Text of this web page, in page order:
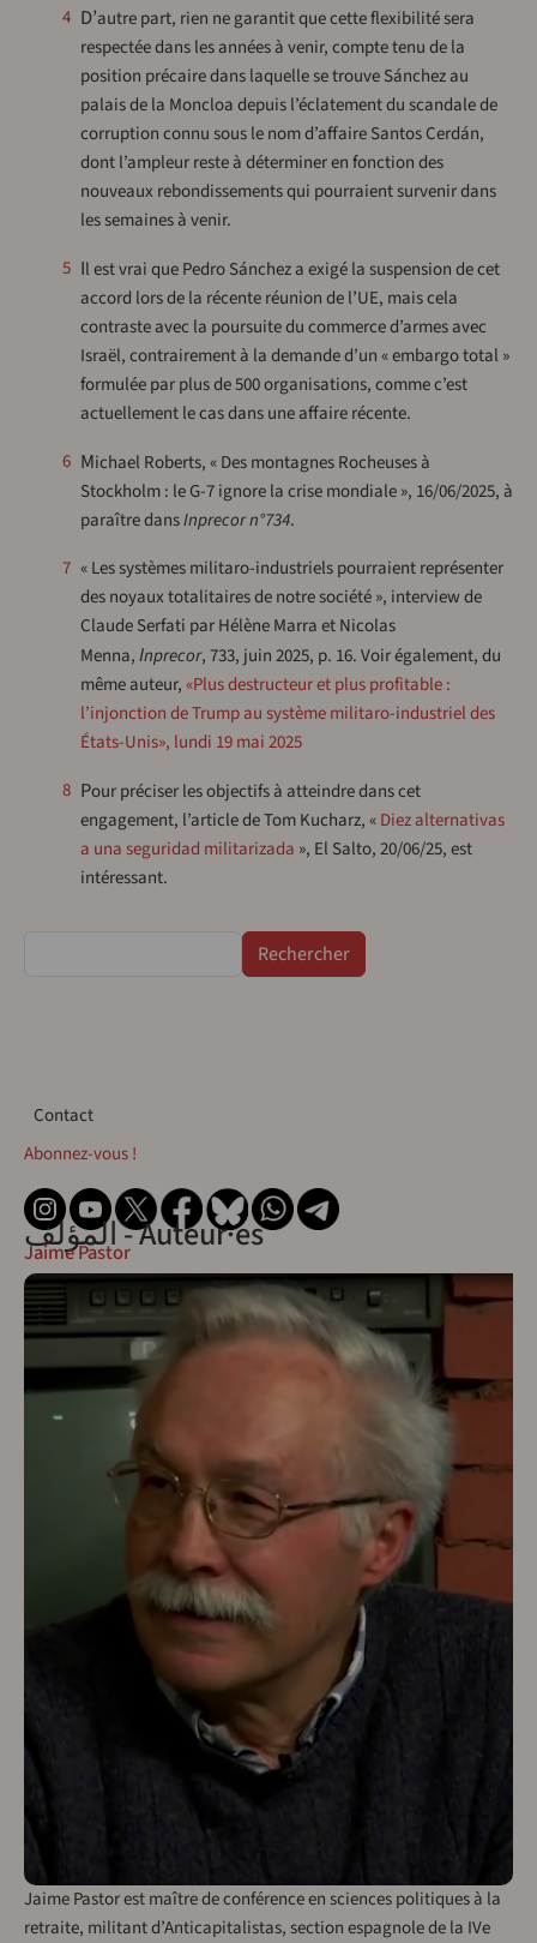
4 D’autre part, rien ne garantit que cette flexibilité sera
respectée dans les années à venir, compte tenu de la
position précaire dans laquelle se trouve Sánchez au
palais de la Moncloa depuis l’éclatement du scandale de
corruption connu sous le nom d’affaire Santos Cerdán,
dont l’ampleur reste à déterminer en fonction des
nouveaux rebondissements qui pourraient survenir dans
les semaines à venir.
5 Il est vrai que Pedro Sánchez a exigé la suspension de cet
accord lors de la récente réunion de l’UE, mais cela
contraste avec la poursuite du commerce d’armes avec
Israël, contrairement à la demande d’un « embargo total »
formulée par plus de 500 organisations, comme c’est
actuellement le cas dans une affaire récente.
6 Michael Roberts, « Des montagnes Rocheuses à
Stockholm : le G-7 ignore la crise mondiale », 16/06/2025, à
paraître dansInprecor n°734.
7 « Les systèmes militaro-industriels pourraient représenter
des noyaux totalitaires de notre société », interview de
Claude Serfati par Hélène Marra et Nicolas
Menna, Inprecor, 733, juin 2025, p. 16. Voir également, du
même auteur,«Plus destructeur et plus profitable :
l’injonction de Trump au système militaro-industriel des
États-Unis», lundi 19 mai 2025
8 Pour préciser les objectifs à atteindre dans cet
engagement, l’article de Tom Kucharz, «Diez alternativas
a una seguridad militarizada », El Salto, 20/06/25, est
intéressant.
Contact
Contact
Abonnez-vous !
المؤلف - Auteur·esJaime Pastor
Jaime Pastor est maître de conférence en sciences politiques à la
retraite, militant d’Anticapitalistas, section espagnole de la IVe